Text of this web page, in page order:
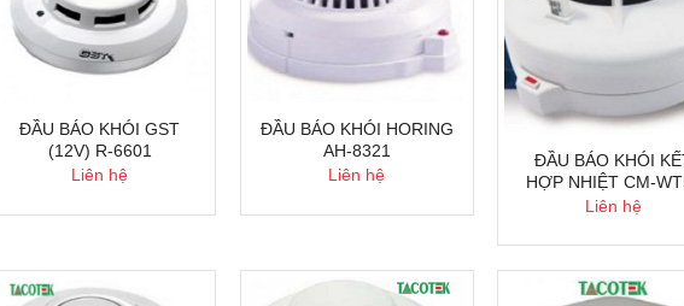
ĐẦU BÁO KHÓI GST
(12V) R-6601
Liên hệ
ĐẦU BÁO KHÓI HORING
AH-8321
Liên hệ
ĐẦU BÁO KHÓI
HỢP NHIỆT CM-
Liên hệ